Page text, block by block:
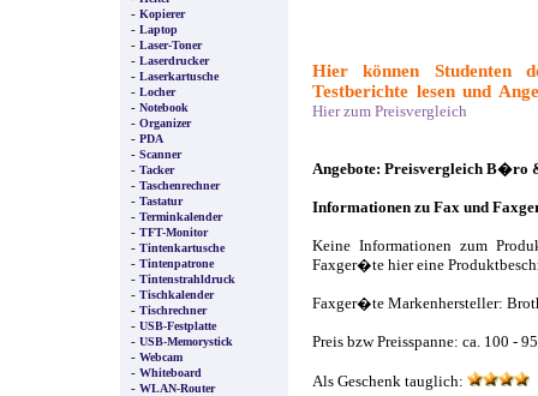
- Kopierer
- Laptop
- Laser-Toner
- Laserdrucker
- Laserkartusche
- Locher
- Notebook
- Organizer
- PDA
- Scanner
- Tacker
- Taschenrechner
- Tastatur
- Terminkalender
- TFT-Monitor
- Tintenkartusche
- Tintenpatrone
- Tintenstrahldruck
- Tischkalender
- Tischrechner
- USB-Festplatte
- USB-Memorystick
- Webcam
- Whiteboard
- WLAN-Router
Hier können Studenten
Testberichte lesen und
Hier zum Preisvergleich
Angebote: Preisvergleich B�ro
Informationen zu Fax und
Keine Informationen zum
Faxger�te hier eine
Faxger�te Markenhersteller:
Preis bzw Preisspanne: ca. 100 -
Als Geschenk tauglich: